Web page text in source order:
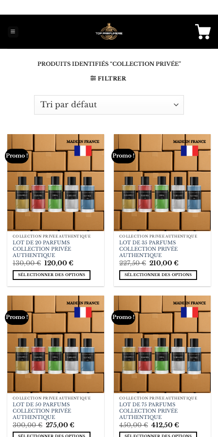
PRODUITS IDENTIFIÉS “COLLECTION PRIVÉE”
FILTRER
Promo !
COLLECTION PRIVÉE AUTHENTIQUE
LOT DE 20 PARFUMS
COLLECTION PRIVÉE
AUTHENTIQUE
130,00€ Le
prix
initial
était :
130,00 €.
120,00€Le
prix
actuel
est :
120,00 €.
SÉLECTIONNER DES OPTIONS
Promo !
COLLECTION PRIVÉE AUTHENTIQUE
LOT DE 35 PARFUMS
COLLECTION PRIVÉE
AUTHENTIQUE
227,50€ Le
prix
initial
était :
227,50 €.
210,00€Le
prix
actuel
est :
210,00 €.
SÉLECTIONNER DES OPTIONS
Promo !
COLLECTION PRIVÉE AUTHENTIQUE
LOT DE 50 PARFUMS
COLLECTION PRIVÉE
AUTHENTIQUE
300,00€ Le
prix
initial
275,00€Le
prix
actuel
Promo !
COLLECTION PRIVÉE AUTHENTIQUE
LOT DE 75 PARFUMS
COLLECTION PRIVÉE
AUTHENTIQUE
450,00€ Le
prix
initial
412,50€Le
prix
actuel